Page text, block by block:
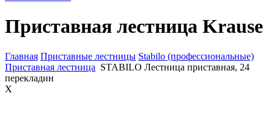
Приставная лестница Krause
Главная Приставные лестницы Stabilo (профессиональные)
Приставная лестница STABILO Лестница приставная, 24
перекладин
X